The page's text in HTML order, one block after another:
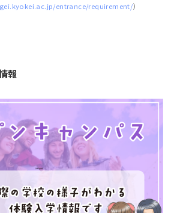
entrance/requirement/）
報